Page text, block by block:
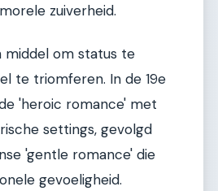
zuiverheid.
middel om status te
te triomferen. In de 19e
'heroic romance' met
settings, gevolgd
'gentle romance' die
gevoeligheid.